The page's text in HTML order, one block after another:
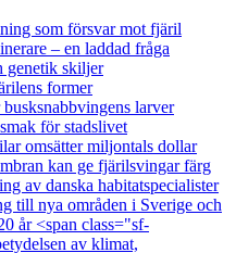
som försvar mot fjäril
– en laddad fråga
genetik skiljer
former
larver
för stadslivet
omsätter miljontals dollar
kan ge fjärilsvingar färg
av danska habitatspecialister
till nya områden i Sverige och
år <span class="sf-
av klimat,